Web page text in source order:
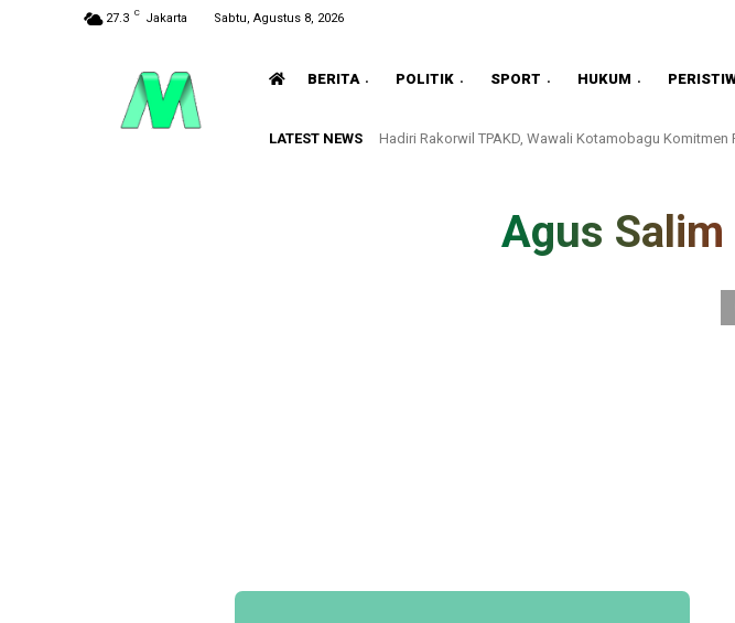
27.3 C Jakarta Sabtu, Agustus 8, 2026
BERITA POLITIK SPORT HUKUM
LATEST NEWS Hadiri Rakorwil TPAKD, Wawali Kotamobagu
Agus Salim